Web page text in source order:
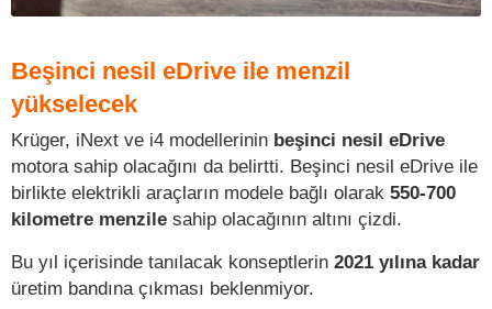
Beşinci nesil eDrive ile menzil
yükselecek
Krüger, iNext ve i4 modellerinin beşinci nesil eDrive
motora sahip olacağını da belirtti. Beşinci nesil eDrive ile
birlikte elektrikli araçların modele bağlı olarak 550-700
kilometre menzile sahip olacağının altını çizdi.
Bu yıl içerisinde tanılacak konseptlerin 2021 yılına kadar
üretim bandına çıkması beklenmiyor.